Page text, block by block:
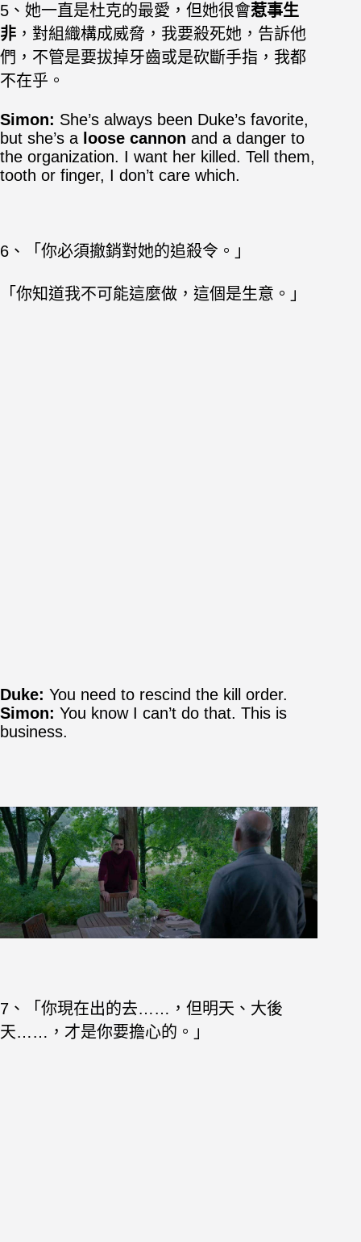
5、她一直是杜克的最愛，但她很會惹事生
非 ，對組織構成威脅，我要殺死她，告訴他
們，不管是要拔掉牙齒或是砍斷手指，我都
不在乎。
Simon: She’s always been Duke’s favorite,
but she’s a loose cannon and a danger to
the organization. I want her killed. Tell them,
tooth or finger, I don’t care which.
6、「你必須撤銷對她的追殺令。」
「你知道我不可能這麼做，這個是生意。」
Duke: You need to rescind the kill order.
Simon: You know I can’t do that. This is
business.
7、「你現在出的去……，但明天、大後
天……，才是你要擔心的。」